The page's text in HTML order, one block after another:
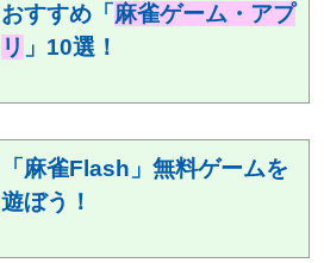
おすすめ「 麻雀ゲーム・アプ
リ 」10選！
「麻雀Flash」無料ゲームを
遊ぼう！